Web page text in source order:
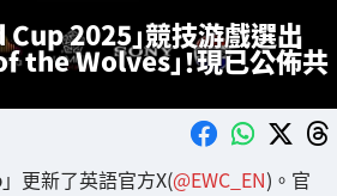
2025」競技游戲選出
the Wolves」！現已公佈共
」更新了英語官方X(@EWC_EN)。官